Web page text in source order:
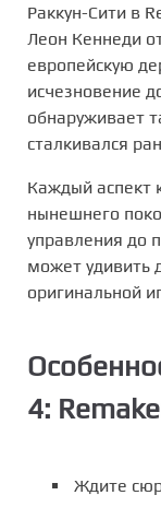
Раккун-Сити в
Леон Кеннеди
европейскую
исчезновение
обнаруживает
сталкивался
Каждый аспект
нынешнего
управления до
может удивить
оригинальной
4:
Ждите